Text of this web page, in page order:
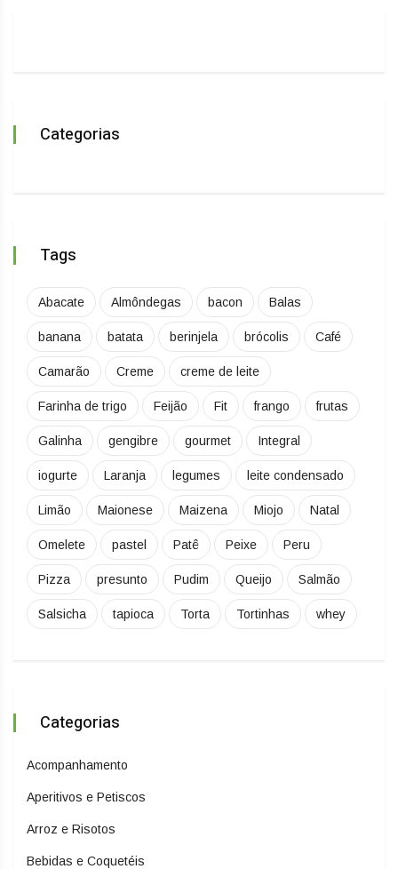
Categorias
Tags
Abacate Almôndegas bacon Balas
banana batata berinjela brócolis Café
Camarão Creme creme de leite
Farinha de trigo Feijão Fit frango frutas
Galinha gengibre gourmet Integral
iogurte Laranja legumes leite condensado
Limão Maionese Maizena Miojo Natal
Omelete pastel Patê Peixe Peru
Pizza presunto Pudim Queijo Salmão
Salsicha tapioca Torta Tortinhas whey
Categorias
Acompanhamento
Aperitivos e Petiscos
Arroz e Risotos
Bebidas e Coquetéis